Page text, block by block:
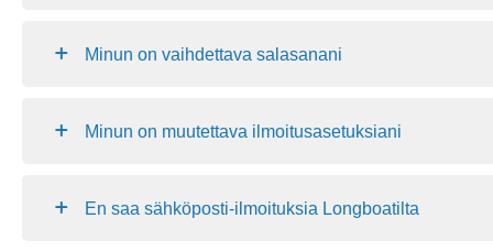
Minun on vaihdettava salasanani
Minun on muutettava ilmoitusasetuksiani
En saa sähköposti-ilmoituksia Longboatilta